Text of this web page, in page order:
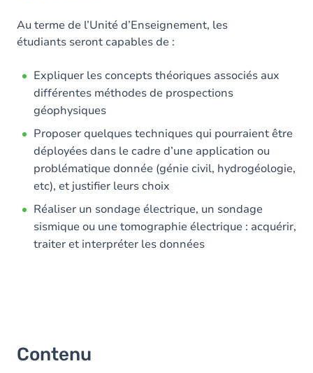
Au terme de l’Unité d’Enseignement, les
étudiants seront capables de :
Expliquer les concepts théoriques associés aux
différentes méthodes de prospections
géophysiques
Proposer quelques techniques qui pourraient être
déployées dans le cadre d’une application ou
problématique donnée (génie civil, hydrogéologie,
etc), et justifier leurs choix
Réaliser un sondage électrique, un sondage
sismique ou une tomographie électrique : acquérir,
traiter et interpréter les données
Contenu